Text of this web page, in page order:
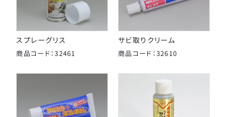
スタンド
キャリヤ
ハンドルパーツ
オージーケー技研
カナック企画
カミオジャパン
キャットアイ
サギサカオリジナル
スプレーグリス
商品コード：32461
サビ取りクリーム
商品コード：32610